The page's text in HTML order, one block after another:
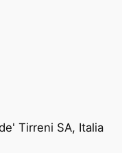
Tirreni SA, Italia